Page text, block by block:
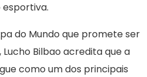
do Mundo que promete ser
Bilbao acredita que a
como um dos principais